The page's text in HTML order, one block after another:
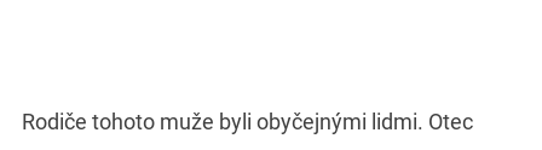
Rodiče tohoto muže byli obyčejnými lidmi. Otec